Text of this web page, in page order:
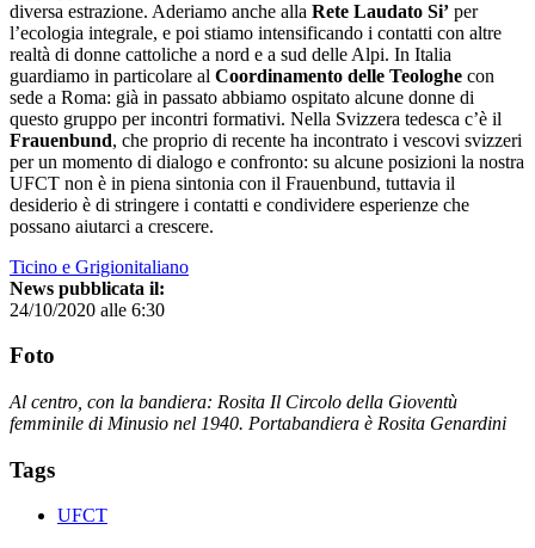
diversa estrazione. Aderiamo anche alla Rete Laudato Si’ per
l’ecologia integrale, e poi stiamo intensificando i contatti con altre
realtà di donne cattoliche a nord e a sud delle Alpi. In Italia
guardiamo in particolare al Coordinamento delle Teologhe con
sede a Roma: già in passato abbiamo ospitato alcune donne di
questo gruppo per incontri formativi. Nella Svizzera tedesca c’è il
Frauenbund, che proprio di recente ha incontrato i vescovi svizzeri
per un momento di dialogo e confronto: su alcune posizioni la nostra
UFCT non è in piena sintonia con il Frauenbund, tuttavia il
desiderio è di stringere i contatti e condividere esperienze che
possano aiutarci a crescere.
Ticino e Grigionitaliano
News pubblicata il:
24/10/2020 alle 6:30
Foto
Al centro, con la bandiera: Rosita Il Circolo della Gioventù
femminile di Minusio nel 1940. Portabandiera è Rosita Genardini
Tags
UFCT